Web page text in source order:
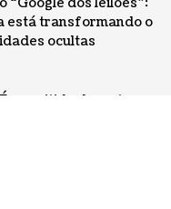
está transformando o
ocultas
permitida durante a